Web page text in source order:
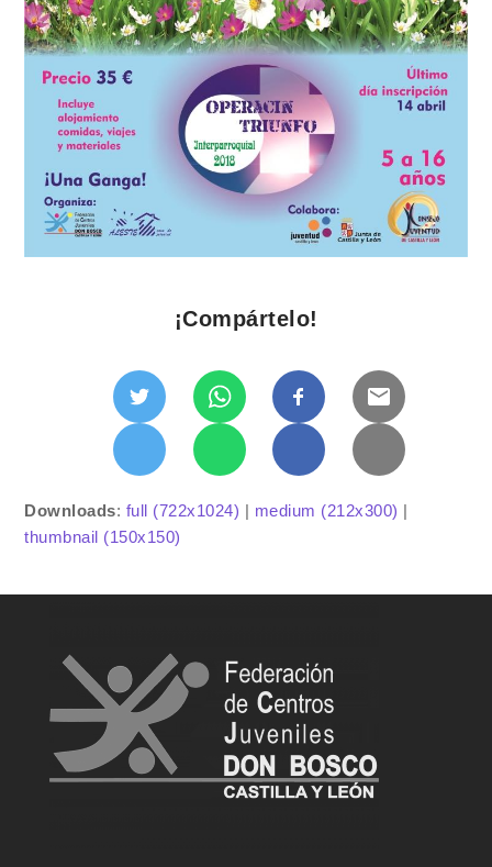
¡Compártelo!
Downloads: full (722x1024) | medium (212x300) |
thumbnail (150x150)